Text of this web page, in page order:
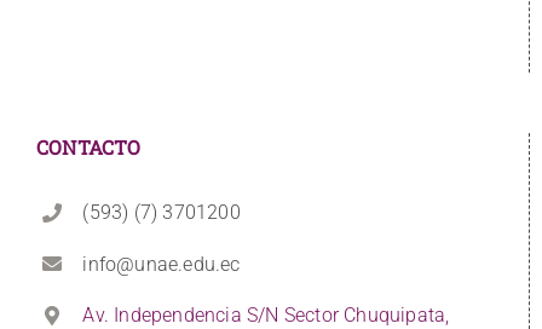
CONTACTO
(593) (7) 3701200
info@unae.edu.ec
Av. Independencia S/N Sector Chuquipata,